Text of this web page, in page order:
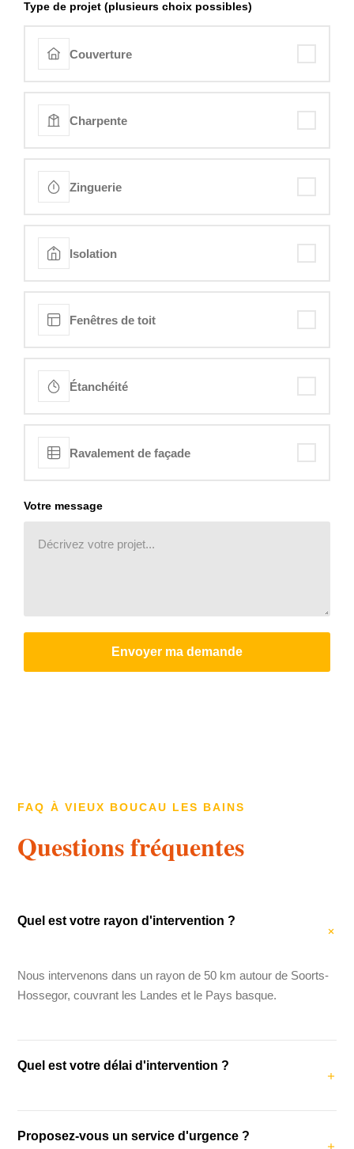
Type de projet (plusieurs choix possibles)
Couverture
Charpente
Zinguerie
Isolation
Fenêtres de toit
Étanchéité
Ravalement de façade
Votre message
Envoyer ma demande
FAQ À VIEUX BOUCAU LES BAINS
Questions fréquentes
Quel est votre rayon d'intervention ?
Nous intervenons dans un rayon de 50 km autour de Soorts-
Hossegor, couvrant les Landes et le Pays basque.
Quel est votre délai d'intervention ?
urgences (fuites, dégâts des eaux), nous intervenons dans
Proposez-vous un service d'urgence ?